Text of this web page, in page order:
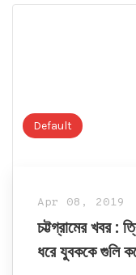
Default
Apr 08, 2019
চট্টগ্রামের খবর :
ধরে যুবককে গুলি